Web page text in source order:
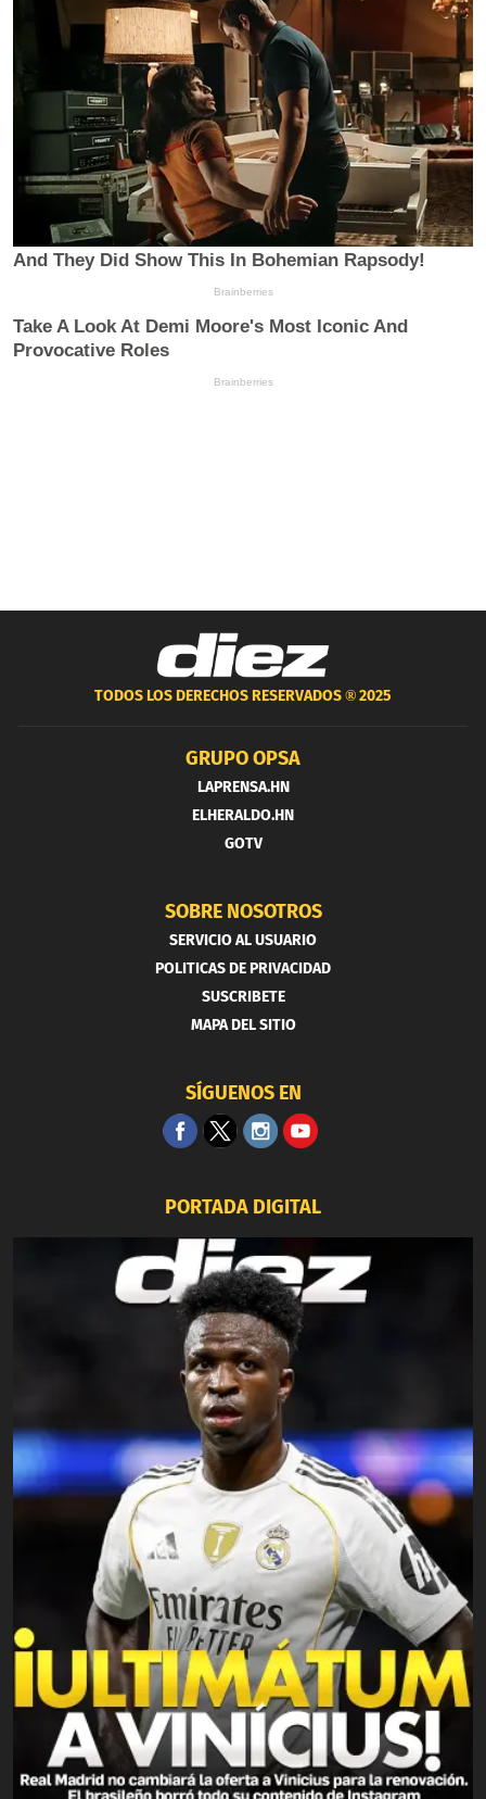
TODOS LOS DERECHOS RESERVADOS ®2025
GRUPO OPSA
LAPRENSA.HN
ELHERALDO.HN
GOTV
SOBRE NOSOTROS
SERVICIO AL USUARIO
POLITICAS DE PRIVACIDAD
SUSCRIBETE
MAPA DEL SITIO
SÍGUENOS EN
PORTADA DIGITAL